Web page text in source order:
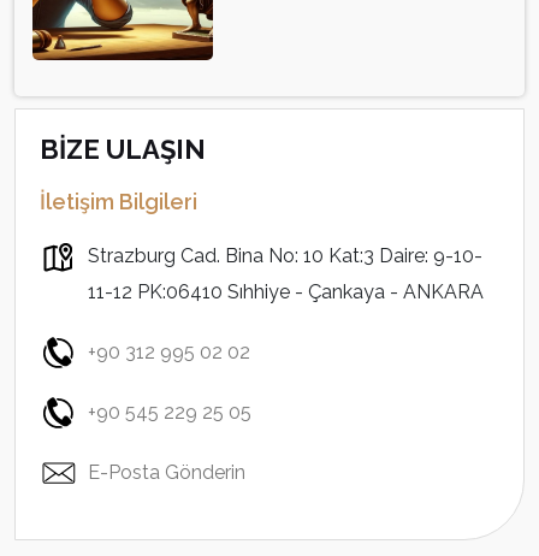
BİZE ULAŞIN
İletişim Bilgileri
Strazburg Cad. Bina No: 10 Kat:3 Daire: 9-10-
11-12 PK:06410 Sıhhiye - Çankaya - ANKARA
+90 312 995 02 02
+90 545 229 25 05
E-Posta Gönderin